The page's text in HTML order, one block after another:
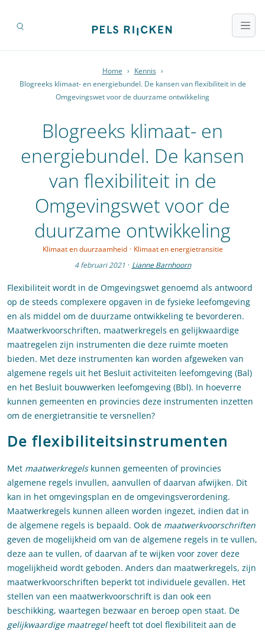
Home › Kennis ›
Blogreeks klimaat- en energiebundel. De kansen van flexibiliteit in de
Omgevingswet voor de duurzame ontwikkeling
Blogreeks klimaat- en
energiebundel. De kansen
van flexibiliteit in de
Omgevingswet voor de
duurzame ontwikkeling
Klimaat en duurzaamheid · Klimaat en energietransitie
4 februari 2021 · Lianne Barnhoorn
Flexibiliteit wordt in de Omgevingswet genoemd als antwoord
op de steeds complexere opgaven in de fysieke leefomgeving
en als middel om de duurzame ontwikkeling te bevorderen.
Maatwerkvoorschriften, maatwerkregels en gelijkwaardige
maatregelen zijn instrumenten die deze ruimte moeten
bieden. Met deze instrumenten kan worden afgeweken van
algemene regels uit het Besluit activiteiten leefomgeving (Bal)
en het Besluit bouwwerken leefomgeving (Bbl). In hoeverre
kunnen gemeenten en provincies deze instrumenten inzetten
om de energietransitie te versnellen?
De flexibiliteitsinstrumenten
Met maatwerkregelskunnen gemeenten of provincies
algemene regels invullen, aanvullen of daarvan afwijken. Dit
kan in het omgevingsplan en de omgevingsverordening.
Maatwerkregels kunnen alleen worden ingezet, indien dat in
de algemene regels is bepaald. Ook de maatwerkvoorschriften
geven de mogelijkheid om van de algemene regels in te vullen,
deze aan te vullen, of daarvan af te wijken voor zover deze
mogelijkheid wordt geboden. Anders dan maatwerkregels, zijn
maatwerkvoorschriften beperkt tot individuele gevallen. Het
stellen van een maatwerkvoorschrift is dan ook een
beschikking, waartegen bezwaar en beroep open staat. De
gelijkwaardige maatregelheeft tot doel flexibiliteit aan de